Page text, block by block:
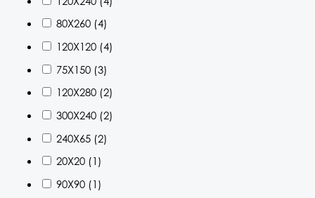
80X260 (4)
120X120 (4)
75X150 (3)
120X280 (2)
300X240 (2)
240X65 (2)
20X20 (1)
90X90 (1)